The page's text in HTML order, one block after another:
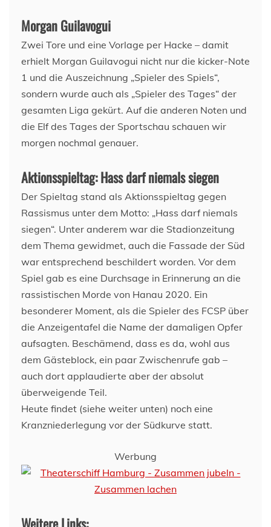
Morgan Guilavogui
Zwei Tore und eine Vorlage per Hacke – damit
erhielt Morgan Guilavogui nicht nur die kicker-Note
1 und die Auszeichnung „Spieler des Spiels“,
sondern wurde auch als „Spieler des Tages“ der
gesamten Liga gekürt. Auf die anderen Noten und
die Elf des Tages der Sportschau schauen wir
morgen nochmal genauer.
Aktionsspieltag: Hass darf niemals siegen
Der Spieltag stand als Aktionsspieltag gegen
Rassismus unter dem Motto: „Hass darf niemals
siegen“. Unter anderem war die Stadionzeitung
dem Thema gewidmet, auch die Fassade der Süd
war entsprechend beschildert worden. Vor dem
Spiel gab es eine Durchsage in Erinnerung an die
rassistischen Morde von Hanau 2020. Ein
besonderer Moment, als die Spieler des FCSP über
die Anzeigentafel die Name der damaligen Opfer
aufsagten. Beschämend, dass es da, wohl aus
dem Gästeblock, ein paar Zwischenrufe gab –
auch dort applaudierte aber der absolut
überweigende Teil.
Heute findet (siehe weiter unten) noch eine
Kranzniederlegung vor der Südkurve statt.
Werbung
Weitere Links: